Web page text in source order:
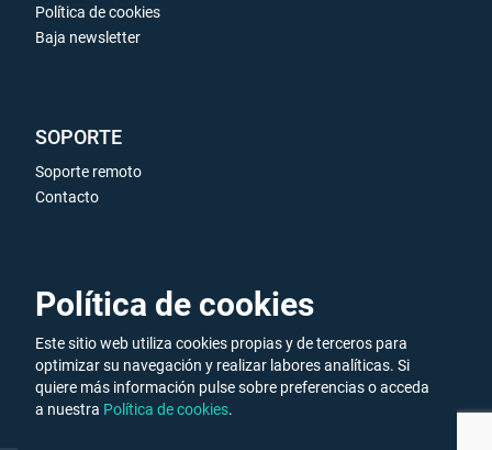
Política de cookies
Baja newsletter
SOPORTE
Soporte remoto
Contacto
ENLACES DE INTERÉS
Ofertas de trabajo
Política de cookies
Este sitio web utiliza cookies propias y de terceros para
optimizar su navegación y realizar labores analíticas. Si
quiere más información pulse sobre preferencias o acceda
a nuestra Política de cookies.